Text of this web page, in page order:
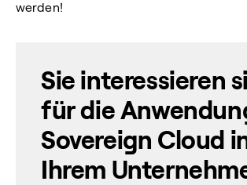
werden!
Sie interessieren
für die
Sovereign Cloud
Ihrem